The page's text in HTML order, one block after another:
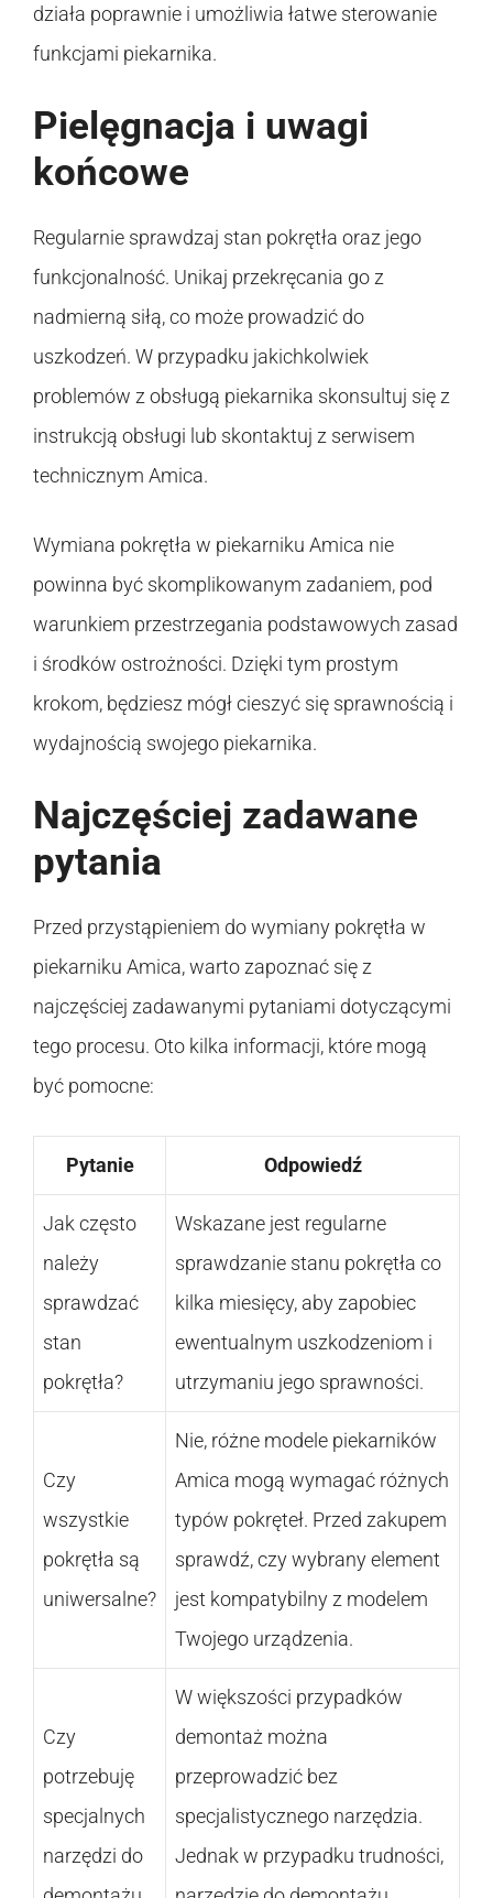
działa poprawnie i umożliwia łatwe sterowanie
funkcjami piekarnika.
Pielęgnacja i uwagi
końcowe
Regularnie sprawdzaj stan pokrętła oraz jego
funkcjonalność. Unikaj przekręcania go z
nadmierną siłą, co może prowadzić do
uszkodzeń. W przypadku jakichkolwiek
problemów z obsługą piekarnika skonsultuj się z
instrukcją obsługi lub skontaktuj z serwisem
technicznym Amica.
Wymiana pokrętła w piekarniku Amica nie
powinna być skomplikowanym zadaniem, pod
warunkiem przestrzegania podstawowych zasad
i środków ostrożności. Dzięki tym prostym
krokom, będziesz mógł cieszyć się sprawnością i
wydajnością swojego piekarnika.
Najczęściej zadawane
pytania
Przed przystąpieniem do wymiany pokrętła w
piekarniku Amica, warto zapoznać się z
najczęściej zadawanymi pytaniami dotyczącymi
tego procesu. Oto kilka informacji, które mogą
być pomocne:
Pytanie Odpowiedź
Jak często
należy
sprawdzać
stan
pokrętła?
Wskazane jest regularne
sprawdzanie stanu pokrętła co
kilka miesięcy, aby zapobiec
ewentualnym uszkodzeniom i
utrzymaniu jego sprawności.
Czy
wszystkie
pokrętła są
uniwersalne?
Nie, różne modele piekarników
Amica mogą wymagać różnych
typów pokręteł. Przed zakupem
sprawdź, czy wybrany element
jest kompatybilny z modelem
Twojego urządzenia.
Czy
potrzebuję
specjalnych
narzędzi do
W większości przypadków
demontaż można
przeprowadzić bez
specjalistycznego narzędzia.
Jednak w przypadku trudności,